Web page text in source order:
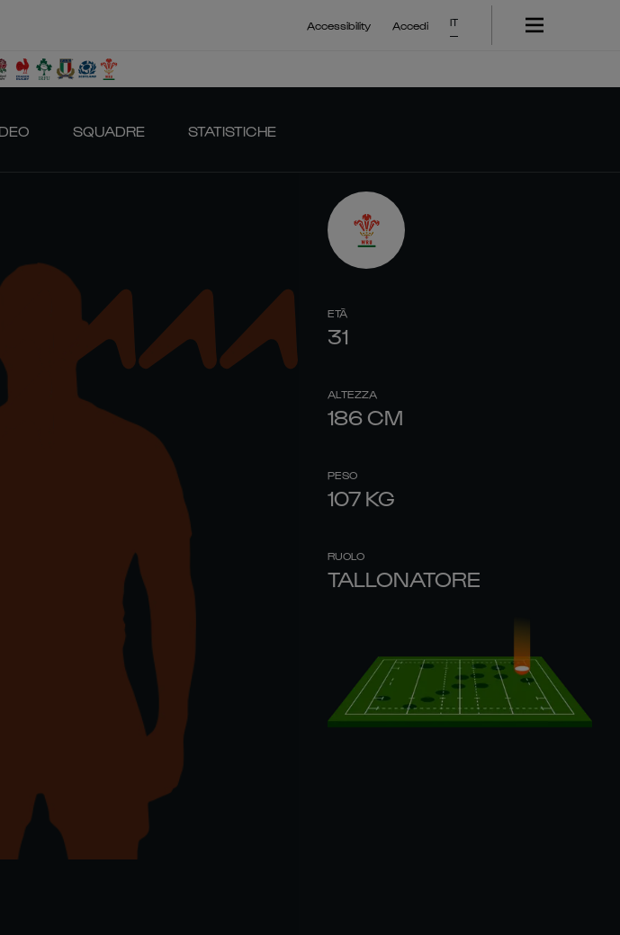
Accessibility Accedi IT
SQUADRE STATISTICHE
ETÀ
31
ALTEZZA
186 CM
PESO
107 KG
RUOLO
TALLONATORE